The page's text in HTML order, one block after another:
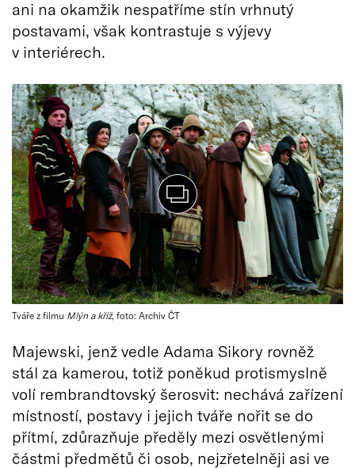
ani na okamžik nespatříme stín vrhnutý
postavami, však kontrastuje s výjevy
v interiérech.
Tváře z filmu Mlýn a kříž, foto: Archiv ČT
Majewski, jenž vedle Adama Sikory rovněž
stál za kamerou, totiž poněkud protismyslně
volí rembrandtovský šerosvit: nechává zařízení
místností, postavy i jejich tváře nořit se do
přítmí, zdůrazňuje předěly mezi osvětlenými
částmi předmětů či osob, nejzřetelněji asi ve